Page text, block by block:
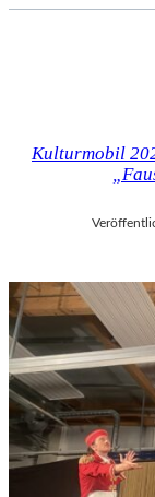
Kulturmobil